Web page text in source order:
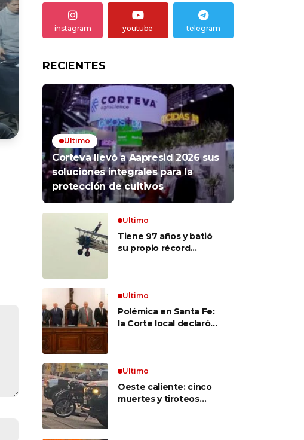
instagram youtube telegram
RECIENTES
Ultimo
Corteva llevó a Aapresid 2026 sus
soluciones integrales para la
protección de cultivos
Ultimo
Tiene 97 años y batió
su propio récord
sobre las alas de un
avión en movimiento:
«Las palabras ‘no
Ultimo
Polémica en Santa Fe:
la Corte local declaró
haberes de $ 18
millones
Ultimo
Oeste caliente: cinco
muertes y tiroteos